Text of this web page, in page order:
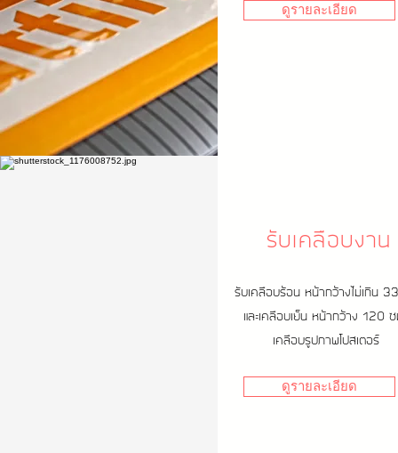
ดูรายละเอียด
รับเคลือบงาน
รับเคลือบร้อน หน้ากว้างไม่เกิน
และเคลือบเย็น หน้ากว้าง 120
เคลือบรูปภาพโปสเตอร์
ดูรายละเอียด